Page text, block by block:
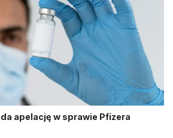
apelację w sprawie Pfizera